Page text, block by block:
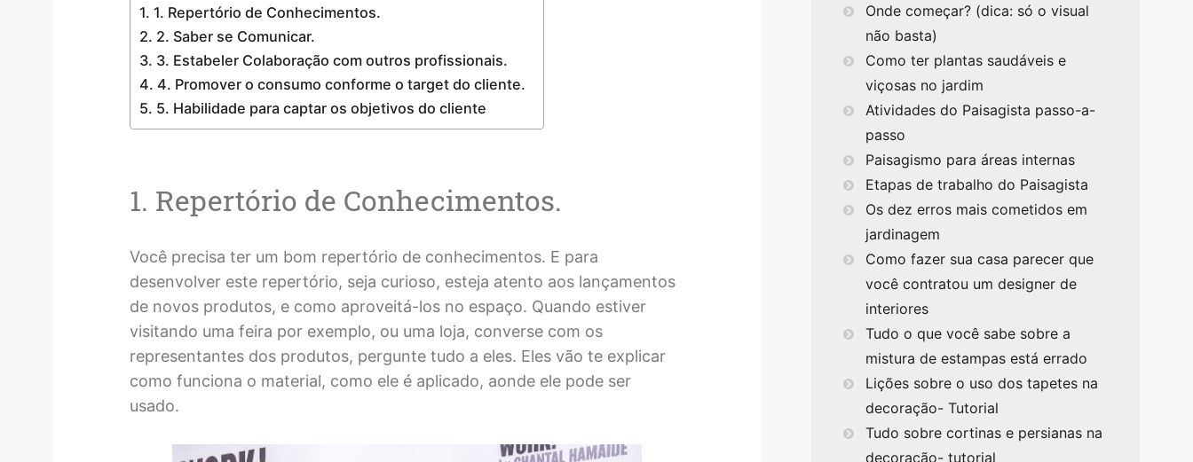
1. Repertório de Conhecimentos.
2. Saber se Comunicar.
3. Estabeler Colaboração com outros profissionais.
4. Promover o consumo conforme o target do cliente.
5. Habilidade para captar os objetivos do cliente
1. Repertório de Conhecimentos.
Você precisa ter um bom repertório de conhecimentos. E para
desenvolver este repertório, seja curioso, esteja atento aos lançamentos
de novos produtos, e como aproveitá-los no espaço. Quando estiver
visitando uma feira por exemplo, ou uma loja, converse com os
representantes dos produtos, pergunte tudo a eles. Eles vão te explicar
como funciona o material, como ele é aplicado, aonde ele pode ser
usado.
Onde começar? (dica: só o visual
não basta)
Como ter plantas saudáveis e
viçosas no jardim
Atividades do Paisagista passo-a-
passo
Paisagismo para áreas internas
Etapas de trabalho do Paisagista
Os dez erros mais cometidos em
jardinagem
Como fazer sua casa parecer que
você contratou um designer de
interiores
Tudo o que você sabe sobre a
mistura de estampas está errado
Lições sobre o uso dos tapetes na
decoração- Tutorial
Tudo sobre cortinas e persianas na
decoração- tutorial